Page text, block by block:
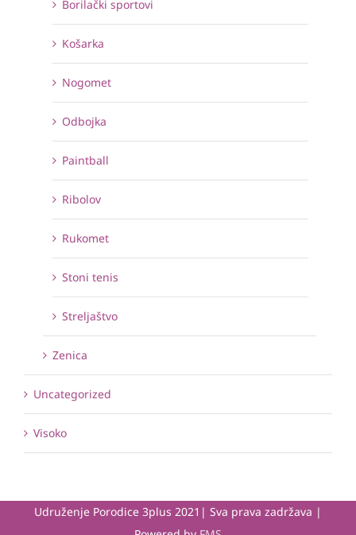
Borilački sportovi
Košarka
Nogomet
Odbojka
Paintball
Ribolov
Rukomet
Stoni tenis
Streljaštvo
Zenica
Uncategorized
Visoko
Udruženje Porodice 3plus 2021| Sva prava zadržava |